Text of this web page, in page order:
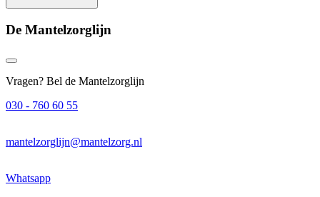
De Mantelzorglijn
Vragen? Bel de Mantelzorglijn
030 - 760 60 55
mantelzorglijn@mantelzorg.nl
Whatsapp